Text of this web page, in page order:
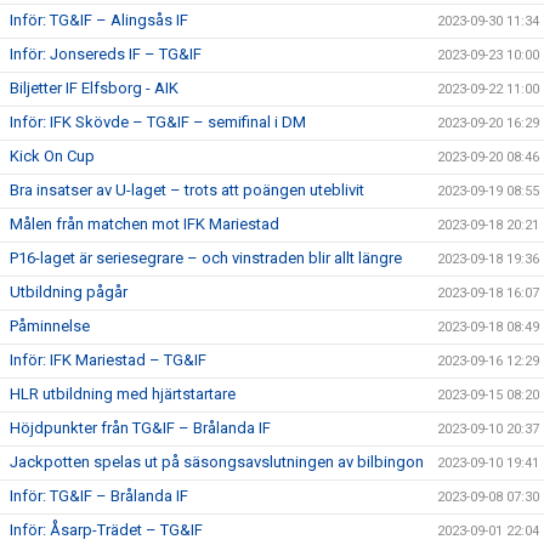
Inför: TG&IF – Alingsås IF 2023-09-30 11:34
Inför: Jonsereds IF – TG&IF 2023-09-23 10:00
Biljetter IF Elfsborg - AIK 2023-09-22 11:00
Inför: IFK Skövde – TG&IF – semifinal i DM 2023-09-20 16:29
Kick On Cup 2023-09-20 08:46
Bra insatser av U-laget – trots att poängen uteblivit 2023-09-19 08:55
Målen från matchen mot IFK Mariestad 2023-09-18 20:21
P16-laget är seriesegrare – och vinstraden blir allt längre 2023-09-18 19:36
Utbildning pågår 2023-09-18 16:07
Påminnelse 2023-09-18 08:49
Inför: IFK Mariestad – TG&IF 2023-09-16 12:29
HLR utbildning med hjärtstartare 2023-09-15 08:20
Höjdpunkter från TG&IF – Brålanda IF 2023-09-10 20:37
Jackpotten spelas ut på säsongsavslutningen av bilbingon 2023-09-10 19:41
Inför: TG&IF – Brålanda IF 2023-09-08 07:30
Inför: Åsarp-Trädet – TG&IF 2023-09-01 22:04